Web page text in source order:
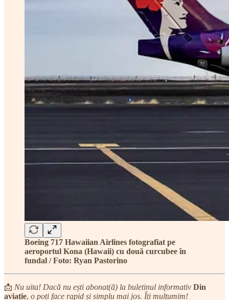
Boeing 717 Hawaiian Airlines fotografiat pe
aeroportul Kona (Hawaii) cu două curcubee în
fundal / Foto: Ryan Pastorino
📩 Nu uita! Dacă nu ești abonat(ă) la buletinul informativ Din
aviație, o poți face rapid și simplu mai jos. Îți mulțumim!